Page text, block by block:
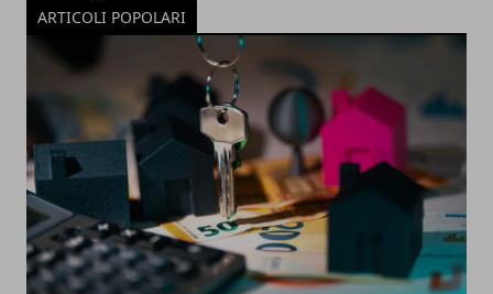
ARTICOLI POPOLARI